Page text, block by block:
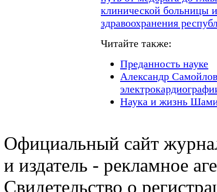
клинической больницы
здравоохранения
Читайте также:
Преданность науке
Александр
Наука и жизнь
Официальный сайт
и издатель - рекламное
Свидетельство о